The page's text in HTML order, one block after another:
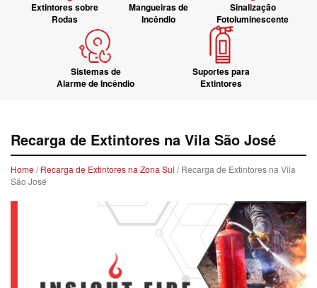
Extintores sobre
Rodas
Mangueiras de
Incêndio
Sinalização
Fotoluminescente
Sistemas de
Alarme de Incêndio
Suportes para
Extintores
Recarga de Extintores na Vila São José
Home/Recarga de Extintores na Zona Sul / Recarga de Extintores na Vila
São José